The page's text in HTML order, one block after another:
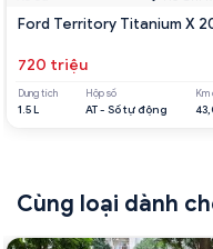
Ford Territory Titanium X
720 triệu
Dung tích
1.5 L
Hộp số
AT - Số tự động
Km
Cùng loại dành